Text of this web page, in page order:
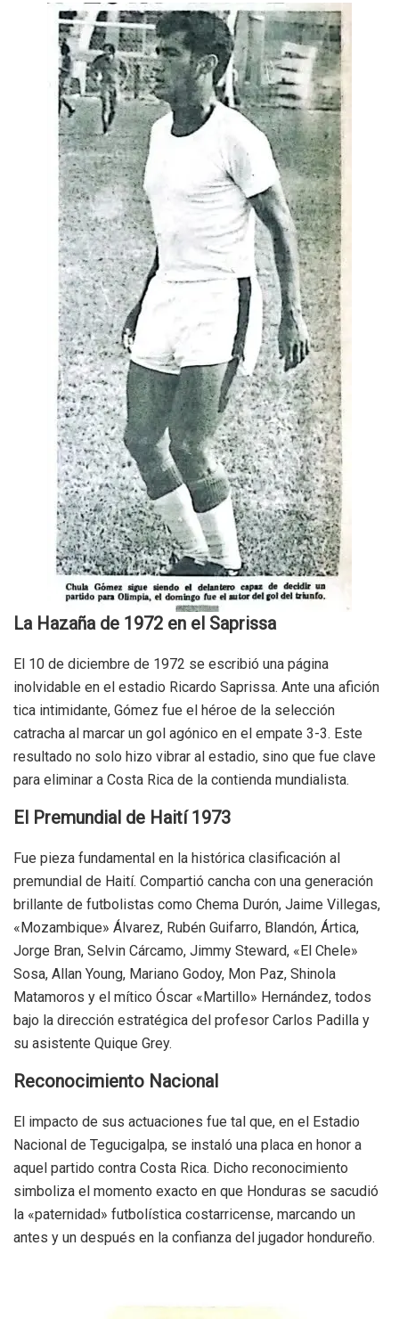
La Hazaña de 1972 en el Saprissa
El 10 de diciembre de 1972 se escribió una página
inolvidable en el estadio Ricardo Saprissa. Ante una afición
tica intimidante, Gómez fue el héroe de la selección
catracha al marcar un gol agónico en el empate 3-3. Este
resultado no solo hizo vibrar al estadio, sino que fue clave
para eliminar a Costa Rica de la contienda mundialista.
El Premundial de Haití 1973
Fue pieza fundamental en la histórica clasificación al
premundial de Haití. Compartió cancha con una generación
brillante de futbolistas como Chema Durón, Jaime Villegas,
«Mozambique» Álvarez, Rubén Guifarro, Blandón, Ártica,
Jorge Bran, Selvin Cárcamo, Jimmy Steward, «El Chele»
Sosa, Allan Young, Mariano Godoy, Mon Paz, Shinola
Matamoros y el mítico Óscar «Martillo» Hernández, todos
bajo la dirección estratégica del profesor Carlos Padilla y
su asistente Quique Grey.
Reconocimiento Nacional
El impacto de sus actuaciones fue tal que, en el Estadio
Nacional de Tegucigalpa, se instaló una placa en honor a
aquel partido contra Costa Rica. Dicho reconocimiento
simboliza el momento exacto en que Honduras se sacudió
la «paternidad» futbolística costarricense, marcando un
antes y un después en la confianza del jugador hondureño.